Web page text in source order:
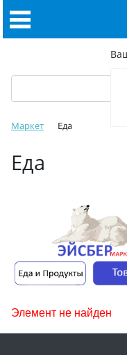
Маркет Еда
Еда
Элемент не найден